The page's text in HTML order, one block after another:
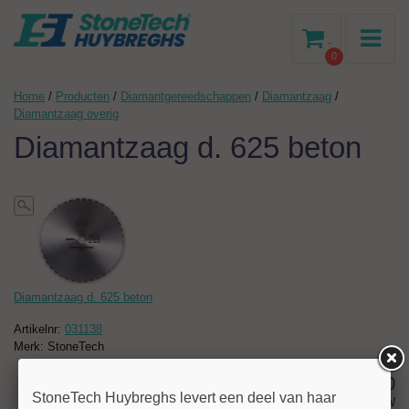
0
-
Home / Producten / Diamantgereedschappen / Diamantzaag /
Diamantzaag overig
Diamantzaag d. 625 beton
Diamantzaag d. 625 beton
Artikelnr: 031138
Merk: StoneTech
485,00
excl BTW
StoneTech Huybreghs levert een deel van haar